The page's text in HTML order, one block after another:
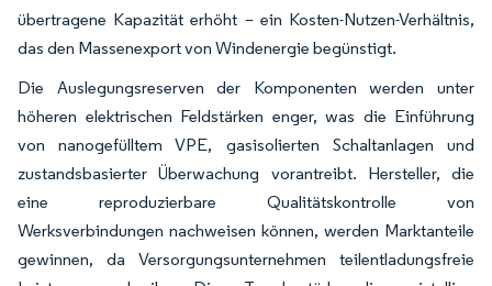
übertragene Kapazität erhöht – ein Kosten-Nutzen-Verhältnis,
das den Massenexport von Windenergie begünstigt.
Die Auslegungsreserven der Komponenten werden unter
höheren elektrischen Feldstärken enger, was die Einführung
von nanogefülltem VPE, gasisolierten Schaltanlagen und
zustandsbasierter Überwachung vorantreibt. Hersteller, die
eine reproduzierbare Qualitätskontrolle von
Werksverbindungen nachweisen können, werden Marktanteile
gewinnen, da Versorgungsunternehmen teilentladungsfreie